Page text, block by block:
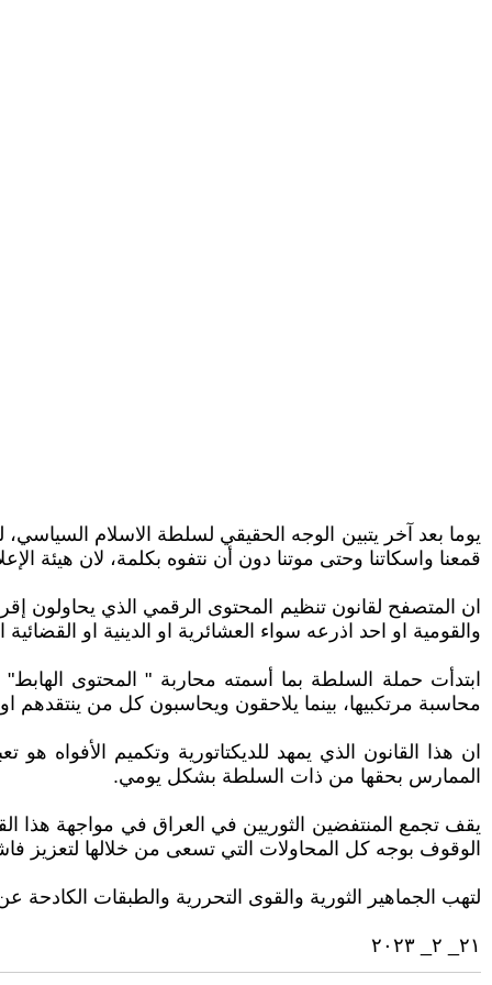
يوما بعد آخر يتبين الوجه الحقيقي لسلطة الاسلام
قمعنا واسكاتنا وحتى موتنا دون أن نتفوه بكلمة، لان هيئة
ان المتصفح لقانون تنظيم المحتوى الرقمي الذي
والقومية او احد اذرعه سواء العشائرية او الدينية او
ابتدأت حملة السلطة بما أسمته محاربة " المحتوى الهابط"
محاسبة مرتكبيها، بينما يلاحقون ويحاسبون كل من ينتقدهم
ان هذا القانون الذي يمهد للديكتاتورية وتكميم الأفواه
الممارس بحقها من ذات السلطة بشكل يومي.
يقف تجمع المنتفضين الثوريين في العراق في مواجهة هذا
الوقوف بوجه كل المحاولات التي تسعى من خلالها لتعزيز
لتهب الجماهير الثورية والقوى التحررية والطبقات
٢١_ ٢_ ٢٠٢٣